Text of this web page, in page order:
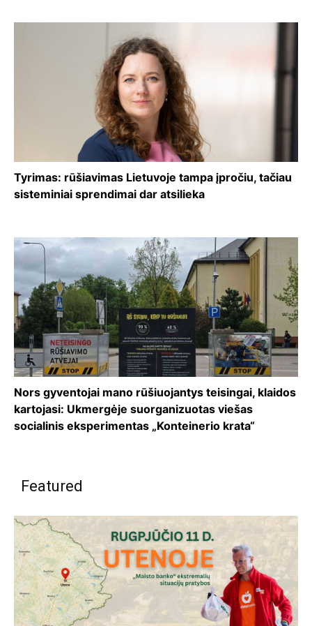
Tyrimas: rūšiavimas Lietuvoje tampa įpročiu, tačiau
sisteminiai sprendimai dar atsilieka
Nors gyventojai mano rūšiuojantys teisingai, klaidos
kartojasi: Ukmergėje suorganizuotas viešas
socialinis eksperimentas „Konteinerio krata“
Featured